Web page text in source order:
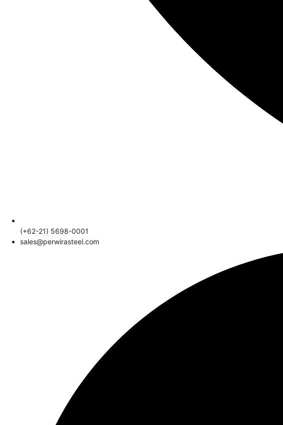
(+62-21) 5698-0001
sales@perwirasteel.com